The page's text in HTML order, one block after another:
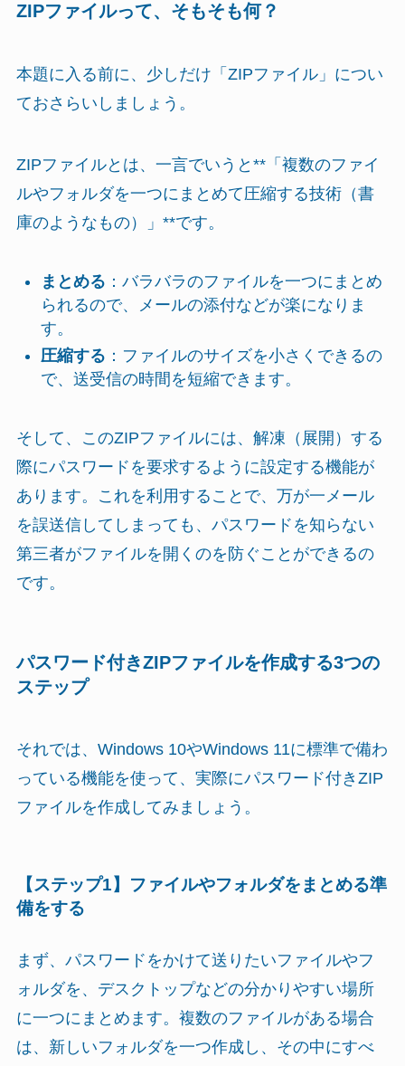
ZIPファイルって、そもそも何？
本題に入る前に、少しだけ「ZIPファイル」につい
ておさらいしましょう。
ZIPファイルとは、一言でいうと**「複数のファイ
ルやフォルダを一つにまとめて圧縮する技術（書
庫のようなもの）」**です。
まとめる ：バラバラのファイルを一つにまとめ
られるので、メールの添付などが楽になりま
す。
圧縮する ：ファイルのサイズを小さくできるの
で、送受信の時間を短縮できます。
そして、このZIPファイルには、解凍（展開）する
際にパスワードを要求するように設定する機能が
あります。これを利用することで、万が一メール
を誤送信してしまっても、パスワードを知らない
第三者がファイルを開くのを防ぐことができるの
です。
パスワード付きZIPファイルを作成する3つの
ステップ
それでは、Windows 10やWindows 11に標準で備わ
っている機能を使って、実際にパスワード付きZIP
ファイルを作成してみましょう。
【ステップ1】ファイルやフォルダをまとめる準
備をする
まず、パスワードをかけて送りたいファイルやフ
ォルダを、デスクトップなどの分かりやすい場所
に一つにまとめます。複数のファイルがある場合
は、新しいフォルダを一つ作成し、その中にすべ